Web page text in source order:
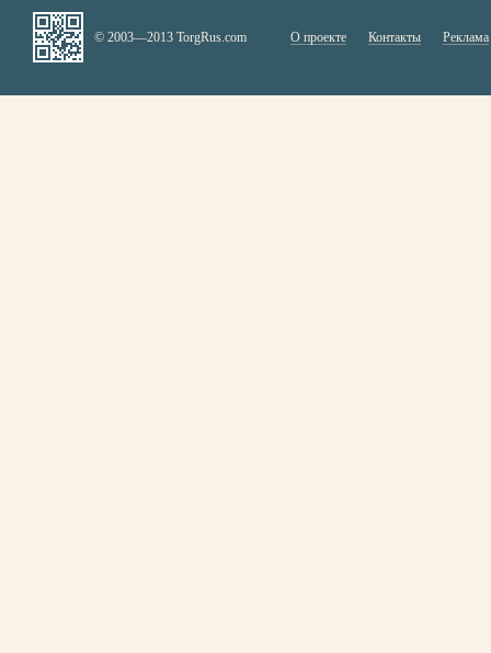
© 2003—2013 TorgRus.com О проекте Контакты Реклама